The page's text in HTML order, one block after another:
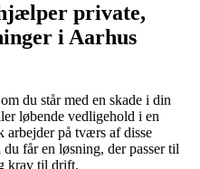
private,
i Aarhus
du står med en skade i din
løbende vedligehold i en
på tværs af disse
får en løsning, der passer til
krav til drift.